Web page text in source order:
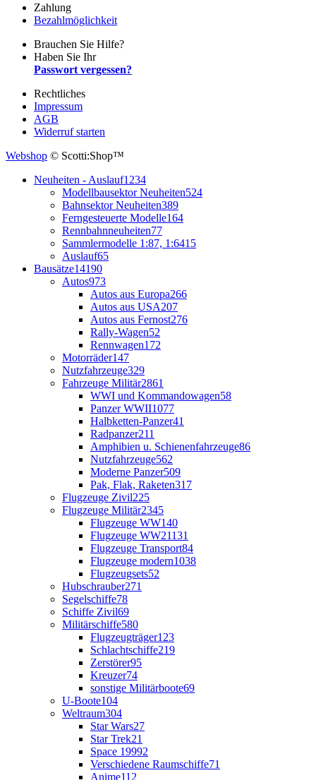
Zahlung
Bezahlmöglichkeit
Brauchen Sie Hilfe?
Haben Sie Ihr
Passwort vergessen?
Rechtliches
Impressum
AGB
Widerruf starten
Webshop © Scotti:Shop™
Neuheiten - Auslauf1234
Modellbausektor Neuheiten524
Bahnsektor Neuheiten389
Ferngesteuerte Modelle164
Rennbahnneuheiten77
Sammlermodelle 1:87, 1:6415
Auslauf65
Bausätze14190
Autos973
Autos aus Europa266
Autos aus USA207
Autos aus Fernost276
Rally-Wagen52
Rennwagen172
Motorräder147
Nutzfahrzeuge329
Fahrzeuge Militär2861
WWI und Kommandowagen58
Panzer WWII1077
Halbketten-Panzer41
Radpanzer211
Amphibien u. Schienenfahrzeuge86
Nutzfahrzeuge562
Moderne Panzer509
Pak, Flak, Raketen317
Flugzeuge Zivil225
Flugzeuge Militär2345
Flugzeuge WW140
Flugzeuge WW21131
Flugzeuge Transport84
Flugzeuge modern1038
Flugzeugsets52
Hubschrauber271
Segelschiffe78
Schiffe Zivil69
Militärschiffe580
Flugzeugträger123
Schlachtschiffe219
Zerstörer95
Kreuzer74
sonstige Militärboote69
U-Boote104
Weltraum304
Star Wars27
Star Trek21
Space 19992
Verschiedene Raumschiffe71
Anime112